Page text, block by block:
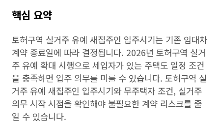
핵심 요약
토허구역 실거주 유예 새집주인 입주시기는 기존 임대차
계약 종료일에 따라 결정됩니다. 2026년 토허구역 실거
주 유예 확대 시행으로 세입자가 있는 주택도 일정 조건
을 충족하면 입주 의무를 미룰 수 있습니다. 토허구역 실
거주 유예 새집주인 입주시기와 무주택자 조건, 실거주
의무 시작 시점을 확인해야 불필요한 계약 리스크를 줄
일 수 있습니다.